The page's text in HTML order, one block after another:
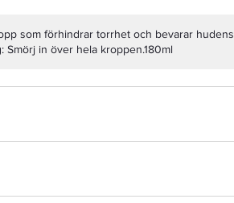
som förhindrar torrhet och bevarar hudens
Smörj in över hela kroppen.180ml